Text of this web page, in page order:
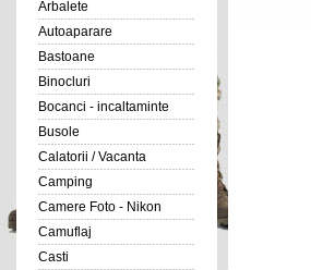
Arbalete
Autoaparare
Bastoane
Binocluri
Bocanci - incaltaminte
Busole
Calatorii / Vacanta
Camping
Camere Foto - Nikon
Camuflaj
Casti